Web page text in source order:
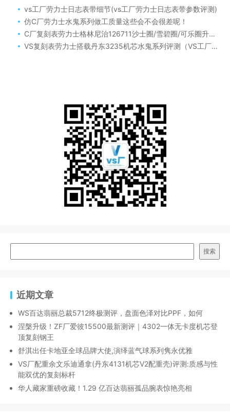
vs工厂劳力士日志表带细节(vs工厂劳力士日志表带参数评测)
仿C厂劳力士水鬼系列做工质量这些会不会很差呢！
C厂复刻表劳力士格林尼治126711沙士圈/雪碧圈/可乐圈升级为3285-72小时GMT机芯
VS复刻表劳力士搭载丹东3235机芯水鬼系列评测（VS工厂正常接劳力士复刻表售后）
搜索
近期文章
WS百达翡丽总裁5712终极测评，盘面色泽对比PPF，如何
涅槃升级！ZF厂爱彼15500最新测评｜4302一体无卡度机芯登
顶复刻钢王
舒淇出任卡地亚全球品牌大使,演绎蓝气球系列隽永优雅
VS厂配重余文乐迪通拿(丹东4131机芯V2配重壳)评测:质感与性
能双优的复刻标杆
华人藏家重磅收藏！1.29 亿百达翡丽孤品腕表惊艳亮相